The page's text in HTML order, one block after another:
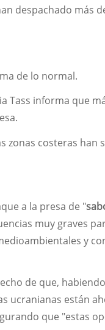
despachado más
de lo normal.
Tass informa que
zonas costeras han
a la presa de "
muy graves
y
de que,
ucranianas están
que "estas